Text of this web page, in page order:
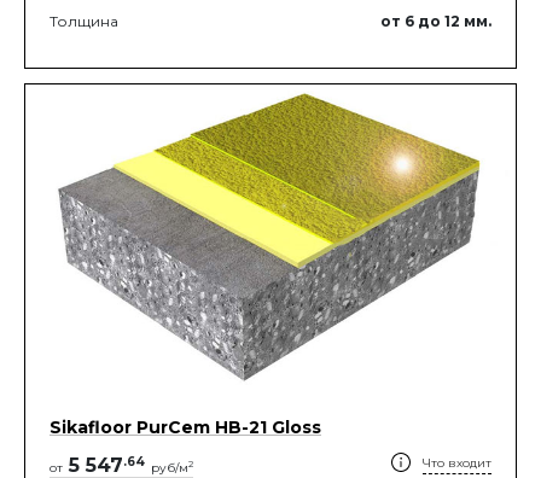
Толщина
от 6 до 12 мм.
Sikafloor PurCem HB-21 Gloss
от 5 547.64 руб/м2 Что входит